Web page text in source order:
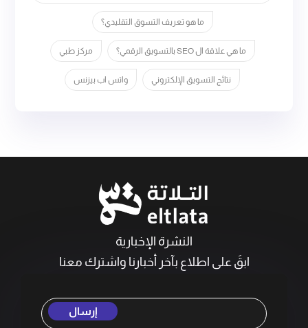
ما هو تعريف التسوق التقليدي؟
ما هي علاقة ال SEO بالتسويق الرقمي؟ مركز طبي
نتائج التسويق الإلكتروني واتس اب بيزنس
النشرة الإخبارية
ابقَ على اطلاع بآخر أخبارنا واشترك معنا
إرسال